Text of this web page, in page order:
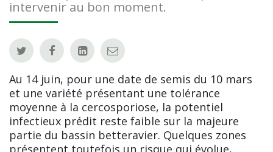
intervenir au bon moment.
Au 14 juin, pour une date de semis du 10 mars
et une variété présentant une tolérance
moyenne à la cercosporiose, la potentiel
infectieux prédit reste faible sur la majeure
partie du bassin betteravier. Quelques zones
présentent toutefois un risque qui évolue,